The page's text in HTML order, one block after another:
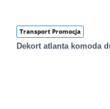
Transport Promocja
Dekort atlanta komoda